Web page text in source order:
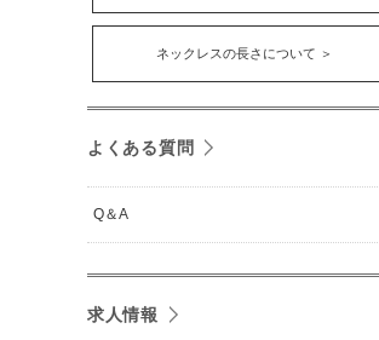
ネックレスの長さについて ＞
よくある質問
Q＆A
求人情報